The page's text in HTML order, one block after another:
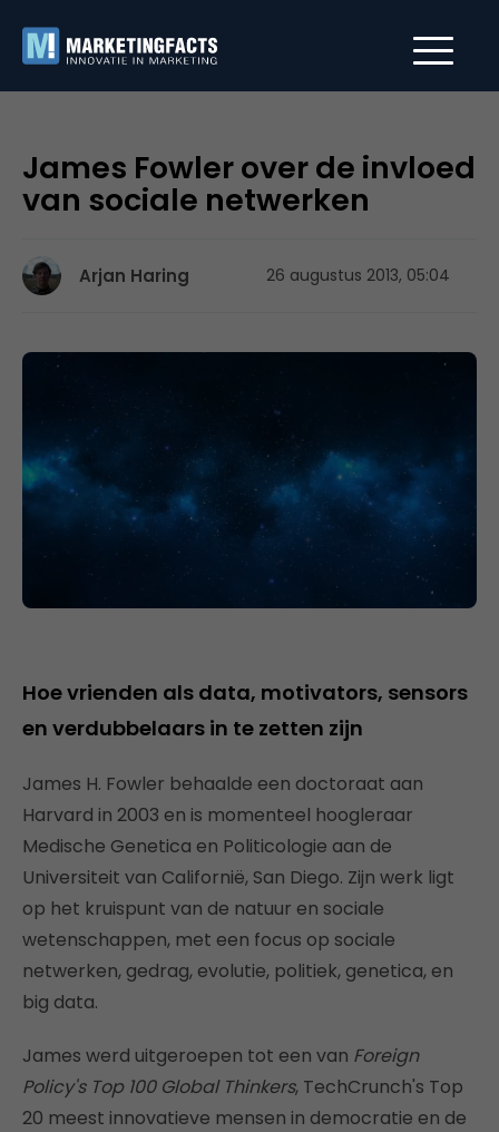
James Fowler over de invloed
van sociale netwerken
Arjan Haring 26 augustus 2013, 05:04
Hoe vrienden als data, motivators, sensors
en verdubbelaars in te zetten zijn
James H. Fowler behaalde een doctoraat aan
Harvard in 2003 en is momenteel hoogleraar
Medische Genetica en Politicologie aan de
Universiteit van Californië, San Diego. Zijn werk ligt
op het kruispunt van de natuur en sociale
wetenschappen, met een focus op sociale
netwerken, gedrag, evolutie, politiek, genetica, en
big data.
James werd uitgeroepen tot een van Foreign
Policy's Top 100 Global Thinkers, TechCrunch's Top
20 meest innovatieve mensen in democratie en de